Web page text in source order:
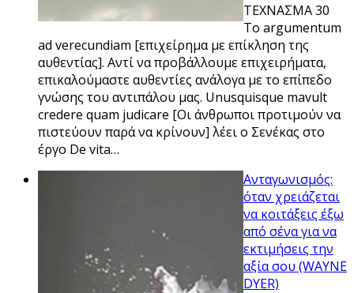
ΤΕΧΝΑΣΜΑ 30
Το argumentum
ad verecundiam [επιχείρημα με επίκληση της
αυθεντίας]. Αντί να προβάλλουμε επιχειρήματα,
επικαλούμαστε αυθεντίες ανάλογα με το επίπεδο
γνώσης του αντιπάλου μας. Unusquisque mavult
credere quam judicare [Οι άνθρωποι προτιμούν να
πιστεύουν παρά να κρίνουν] λέει ο Σενέκας στο
έργο De vita…
Ανταγωνισμός:
όταν χρειάζεται
να κοιτάξεις έξω
από σένα για να
εκτιμήσεις την
αξία σου (WAYNE
DYER)